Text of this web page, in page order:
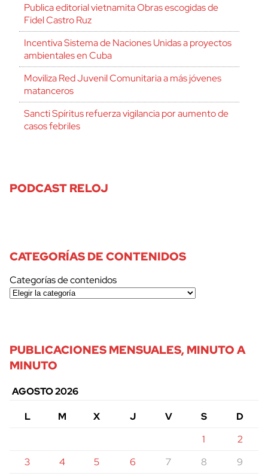
Publica editorial vietnamita Obras escogidas de
Fidel Castro Ruz
Incentiva Sistema de Naciones Unidas a proyectos
ambientales en Cuba
Moviliza Red Juvenil Comunitaria a más jóvenes
matanceros
Sancti Spíritus refuerza vigilancia por aumento de
casos febriles
PODCAST RELOJ
CATEGORÍAS DE CONTENIDOS
Categorías de contenidos
PUBLICACIONES MENSUALES, MINUTO A
MINUTO
AGOSTO 2026
L
M X J V S
D
1
2
3
4 5 6 7 8 9